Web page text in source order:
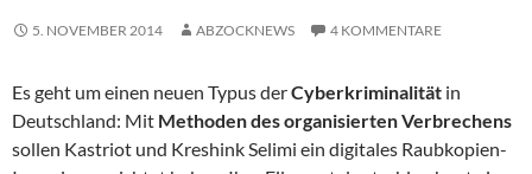
5. NOVEMBER 2014 ABZOCKNEWS 4 KOMMENTARE
Es geht um einen neuen Typus derCyberkriminalität in
Deutschland: Mit Methoden des organisierten Verbrechens
sollen Kastriot und Kreshink Selimi ein digitales Raubkopien-